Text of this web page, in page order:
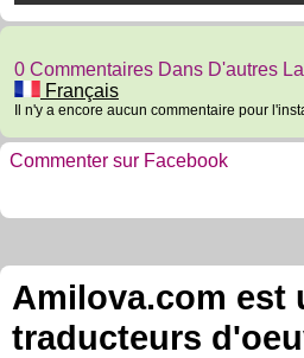
0 Commentaires Dans D'autres
Français
Il n'y a encore aucun commentaire pour
Commenter sur Facebook
Amilova.com est
traducteurs